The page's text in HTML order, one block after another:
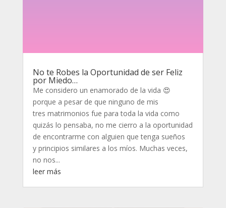
No te Robes la Oportunidad de ser Feliz
por Miedo…
Me considero un enamorado de la vida 😍
porque a pesar de que ninguno de mis
tres matrimonios fue para toda la vida como
quizás lo pensaba, no me cierro a la oportunidad
de encontrarme con alguien que tenga sueños
y principios similares a los míos. Muchas veces,
no nos...
leer más